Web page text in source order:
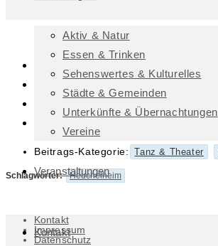
Aktiv & Natur
Essen & Trinken
Sehenswertes & Kulturelles
Städte & Gemeinden
Unterkünfte & Übernachtungen
Vereine
Veranstaltungen
Kontakt
E-Mail: info@magic-stars-
Beitrags-Kategorie: Tanz & Theater
Schlagwörter: Heuchelheim
Kontakt
Impressum
Datenschutz